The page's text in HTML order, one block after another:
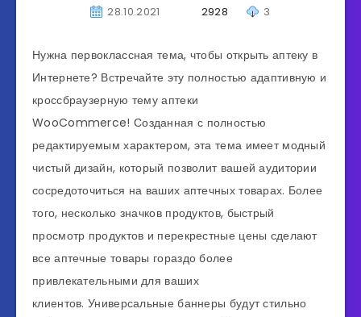
28.10.2021 2928 3
Нужна первоклассная тема, чтобы открыть аптеку в
Интернете? Встречайте эту полностью адаптивную и
кроссбраузерную тему аптеки
WooCommerce! Созданная с полностью
редактируемым характером, эта тема имеет модный
чистый дизайн, который позволит вашей аудитории
сосредоточиться на ваших аптечных товарах. Более
того, несколько значков продуктов, быстрый
просмотр продуктов и перекрестные цены сделают
все аптечные товары гораздо более
привлекательными для ваших
клиентов. Универсальные баннеры будут стильно